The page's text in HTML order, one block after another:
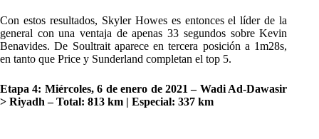
Con estos resultados, Skyler Howes es entonces el líder de la
general con una ventaja de apenas 33 segundos sobre Kevin
Benavides. De Soultrait aparece en tercera posición a 1m28s,
en tanto que Price y Sunderland completan el top 5.
Etapa 4: Miércoles, 6 de enero de 2021 – Wadi Ad-Dawasir
> Riyadh – Total: 813 km | Especial: 337 km